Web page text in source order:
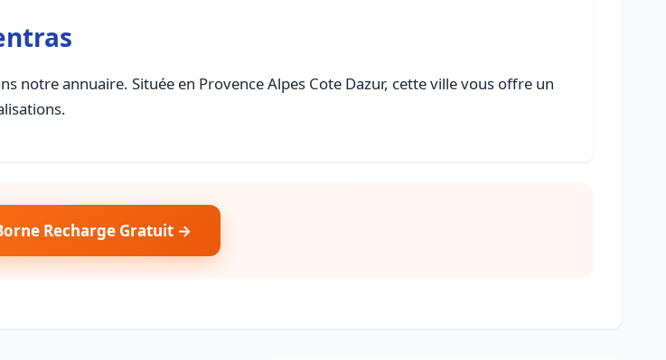
notre annuaire. Située en Provence Alpes Cote Dazur, cette ville vous offre un
Recharge Gratuit →